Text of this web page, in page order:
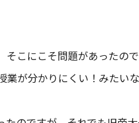
こにこそ問題があったので
業が分かりにくい！みたい